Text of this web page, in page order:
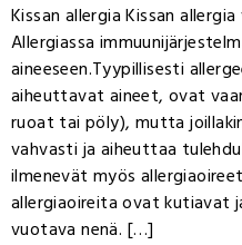
Kissan allergia Kissan
Allergiassa
aineeseen.Tyypillisesti
aiheuttavat aineet, ovat
ruoat tai pöly), mutta
vahvasti ja aiheuttaa
ilmenevät myös
allergiaoireita ovat kutiavat
vuotava nenä. […]